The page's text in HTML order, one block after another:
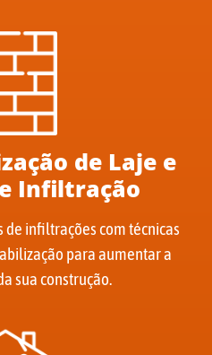
de Laje e
Infiltração
infiltrações com técnicas
para aumentar a
sua construção.